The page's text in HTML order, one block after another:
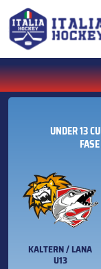
UNDER 13
KALTERN / LANA
U13